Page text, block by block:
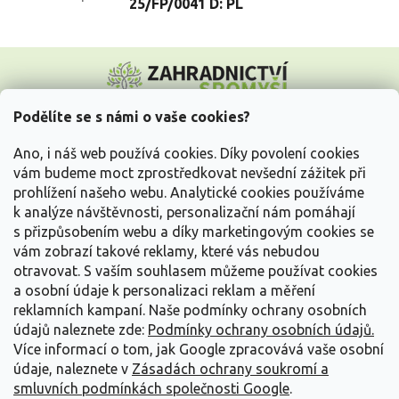
Podělíte se s námi o vaše cookies?
Ano, i náš web používá cookies. Díky povolení cookies
vám budeme moct zprostředkovat nevšední zážitek při
prohlížení našeho webu. Analytické cookies používáme
k analýze návštěvnosti, personalizační nám pomáhají
s přizpůsobením webu a díky marketingovým cookies se
vám zobrazí takové reklamy, které vás nebudou
otravovat. S vaším souhlasem můžeme používat cookies
a osobní údaje k personalizaci reklam a měření
reklamních kampaní. Naše podmínky ochrany osobních
údajů naleznete zde: Podmínky ochrany osobních údajů.
Více informací o tom, jak Google zpracovává vaše osobní
údaje, naleznete v Zásadách ochrany soukromí a
smluvních podmínkách společnosti Google.
25/FP/0041 D: PL
p
Vše o nákupu
Informace pro Vás
Kontakujte nás